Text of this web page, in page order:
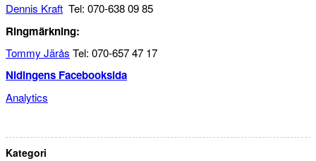
Dennis Kraft Tel: 070-638 09 85
Ringmärkning:
Tommy Järås Tel: 070-657 47 17
Nidingens Facebooksida
Analytics
Kategori